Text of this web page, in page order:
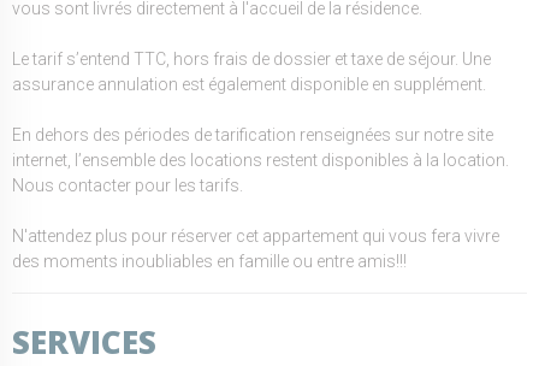
vous sont livrés directement à l'accueil de la résidence.
Le tarif s’entend TTC, hors frais de dossier et taxe de séjour. Une
assurance annulation est également disponible en supplément.
En dehors des périodes de tarification renseignées sur notre site
internet, l’ensemble des locations restent disponibles à la location.
Nous contacter pour les tarifs.
N'attendez plus pour réserver cet appartement qui vous fera vivre
des moments inoubliables en famille ou entre amis!!!
SERVICES